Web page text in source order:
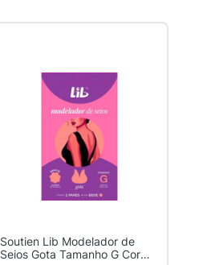
Soutien Lib Modelador de
Seios Gota Tamanho G Cor